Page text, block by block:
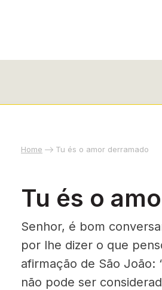
Home Tu és o amor derramado
Tu és o
Senhor, é bom
por lhe dizer o que
afirmação de São João:
não pode ser